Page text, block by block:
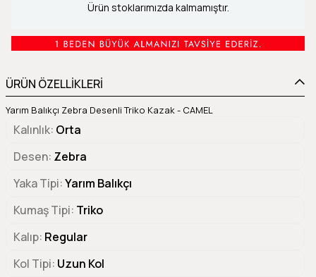
Ürün stoklarımızda kalmamıştır.
ÜRÜN ÖZELLİKLERİ
Yarım Balıkçı Zebra Desenli Triko Kazak - CAMEL
Kalınlık Orta
Desen Zebra
Yaka Tipi Yarım Balıkçı
Kumaş Tipi Triko
Kalıp Regular
Kol Tipi Uzun Kol